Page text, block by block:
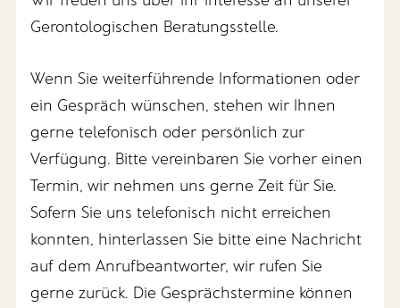
Gerontologischen Beratungsstelle.
Wenn Sie weiterführende Informationen oder
ein Gespräch wünschen, stehen wir Ihnen
gerne telefonisch oder persönlich zur
Verfügung. Bitte vereinbaren Sie vorher einen
Termin, wir nehmen uns gerne Zeit für Sie.
Sofern Sie uns telefonisch nicht erreichen
konnten, hinterlassen Sie bitte eine Nachricht
auf dem Anrufbeantworter, wir rufen Sie
gerne zurück. Die Gesprächstermine können